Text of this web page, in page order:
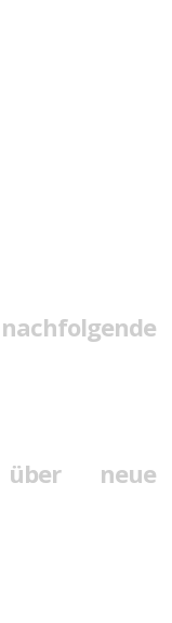
neue